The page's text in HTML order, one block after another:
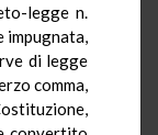
legge n.
impugnata,
di legge
comma,